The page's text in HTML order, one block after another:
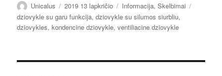
Autorius
Unicalus Paskelbta
2019 13 lapkričio Kategorijos
Informacija,Skelbimai
dziovykle su garu funkcija,dziovykle su silumos siurbliu,
dziovykles,kondencine dziovykle,ventiliacine dziovykle